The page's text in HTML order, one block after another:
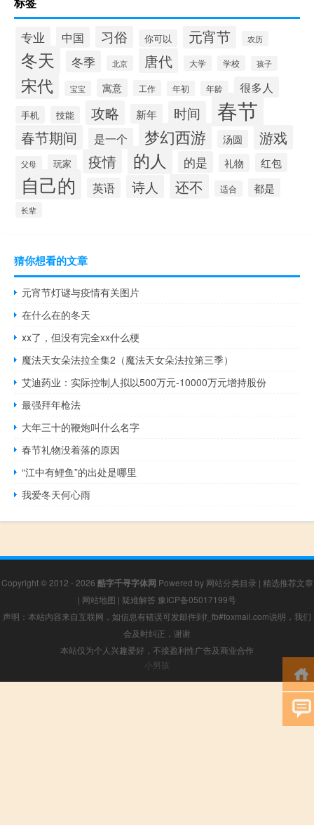
专业 中国 习俗 你可以 元宵节 农历
冬天 冬季 北京 唐代 大学 学校 孩子
宋代 宝宝 寓意 工作 年初 年龄 很多人
手机 技能 攻略 新年 时间 春节
春节期间 是一个 梦幻西游 汤圆 游戏
父母 玩家 疫情 的人 的是 礼物 红包
自己的 英语 诗人 还不 适合 都是
长辈
猜你想看的文章
元宵节灯谜与疫情有关图片
在什么在的冬天
xx了，但没有完全xx什么梗
魔法天女朵法拉全集2（魔法天女朵法拉第三季）
艾迪药业：实际控制人拟以500万元-10000万元增持股份
最强拜年枪法
大年三十的鞭炮叫什么名字
春节礼物没着落的原因
“江中有鲤鱼”的出处是哪里
我爱冬天何心雨
Copyright © 2012 - 2026 酷字千寻字体网 Powered by 网站分类目录 | 精选推荐文章
| 网站地图 | 疑难解答 豫ICP备05017199号
声明：本站内容来自互联网，如信息有错误可发邮件到f_fb#foxmail.com说明，我们
会及时纠正，谢谢
本站仅为个人兴趣爱好，不接盈利性广告及商业合作
小男孩